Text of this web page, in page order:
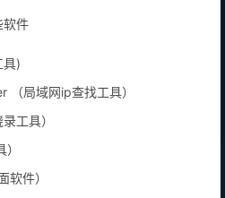
软件
具)
（局域网ip查找工具）
工具）
软件）